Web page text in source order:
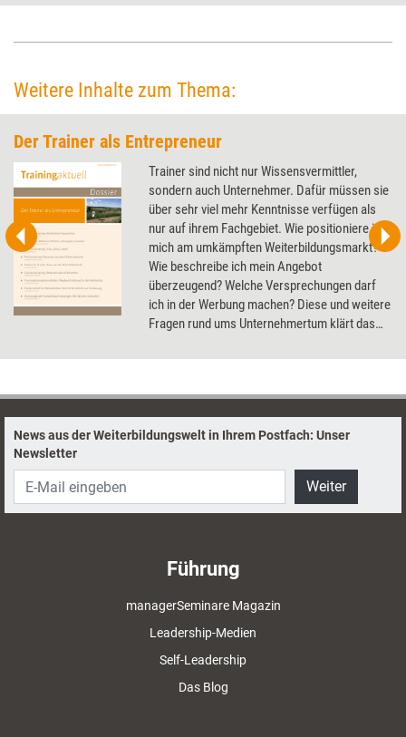
Widerrede des BDVT geführt, veröffentlicht im Mai. Dass beide Seiten
Weitere Inhalte zum Thema:
Der Trainer als Entrepreneur
Trainer sind nicht nur Wissensvermittler,
sondern auch Unternehmer. Dafür müssen sie
über sehr viel mehr Kenntnisse verfügen als
nur auf ihrem Fachgebiet. Wie positioniere ich
mich am umkämpften Weiterbildungsmarkt?
Wie beschreibe ich mein Angebot
überzeugend? Welche Versprechungen darf
ich in der Werbung machen? Diese und weitere
Fragen rund ums Unternehmertum klärt das
News aus der Weiterbildungswelt in Ihrem Postfach: Unser
Newsletter
Weiter
Führung
managerSeminare Magazin
Leadership-Medien
Self-Leadership
Das Blog